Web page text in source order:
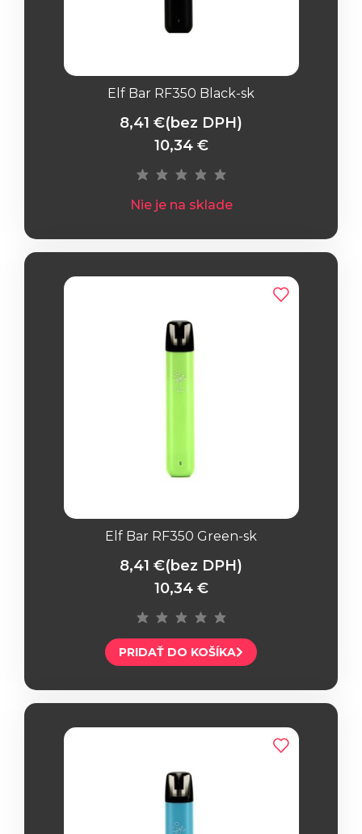
Elf Bar RF350 Black-sk
8,41 €(bez DPH)
10,34 €
Nie je na sklade
Elf Bar RF350 Green-sk
8,41 €(bez DPH)
10,34 €
PRIDAŤ DO KOŠÍKA